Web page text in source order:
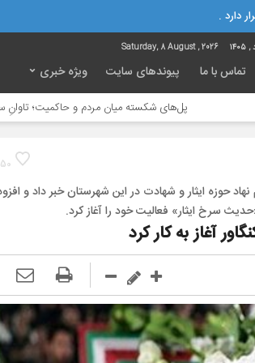
دارد .
Saturday, 8 August , 2026
تماس با ما پیوندهای سایت ویژه خبری
پل‌های شکسته میان مردم و حاکمیت؛ تاوانِ سنگینِ «جا
50
حوزه ایثار و شهادت در این شهرستان خبر داد و
سرخ ایثار» فعالیت خود را آغاز کرد.
آغاز به کار کرد